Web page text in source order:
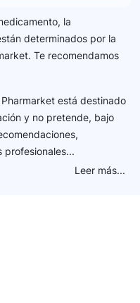
la
determinados por la
Te recomendamos
está destinado
y no pretende, bajo
profesionales...
Leer más...